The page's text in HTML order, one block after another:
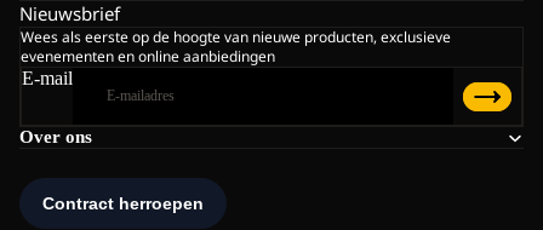
Over ons
Nieuwsbrief
Wees als eerste op de hoogte van nieuwe producten, exclusieve
evenementen en online aanbiedingen
E-mail